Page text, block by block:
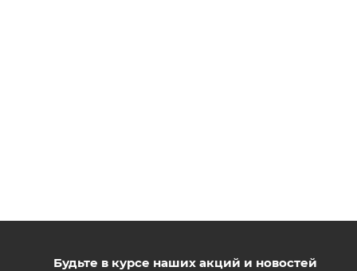
Будьте в курсе наших акций и новостей